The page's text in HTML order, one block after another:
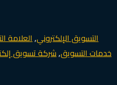
التسويق الإلكتروني,العلامة
خدمات التسويق,شركة تسويق